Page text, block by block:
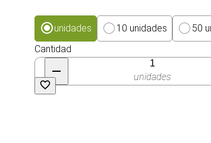
unidades 10 unidades 50
Cantidad
unidades